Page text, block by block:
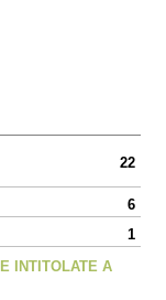
22
6
1
INTITOLATE A